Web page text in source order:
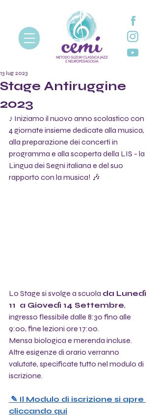
Stage Antiruggine
2023
13 lug 2023
♪ Iniziamo il nuovo anno scolastico con
4 giornate insieme dedicate alla musica,
alla preparazione dei concerti in
programma e alla scoperta della LIS - la
Lingua dei Segni italiana e del suo
rapporto con la musica! 🎶
Lo Stage si svolge a scuola da Lunedì
11  a Giovedì 14 Settembre,
ingresso flessibile dalle 8:30 fino alle
9:00, fine lezioni ore 17:00.
Mensa biologica e merenda incluse.
Altre esigenze di orario verranno
valutate, specificate tutto nel modulo di
iscrizione.
cliccando qui